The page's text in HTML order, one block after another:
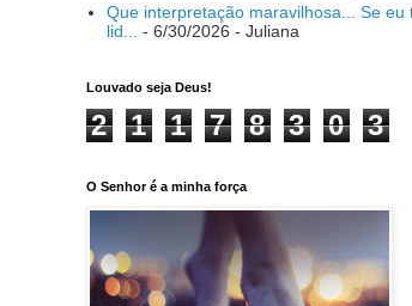
Que interpretação maravilhosa... Se eu
lid...
- 6/30/2026 - Juliana
Louvado seja Deus!
2 1 1 7 8 3 0 3
O Senhor é a minha força